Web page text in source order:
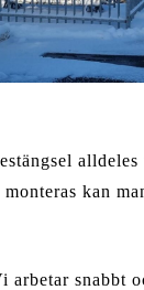
kan
snabbt